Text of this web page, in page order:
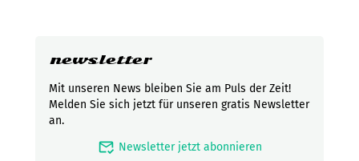
newsletter
Mit unseren News bleiben Sie am Puls der Zeit!
Melden Sie sich jetzt für unseren gratis Newsletter
an.
mark_email_read Newsletter jetzt abonnieren